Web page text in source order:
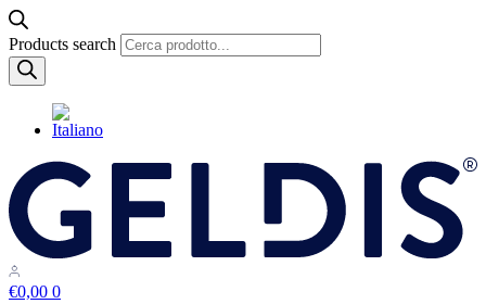
Products search
€0,00 0